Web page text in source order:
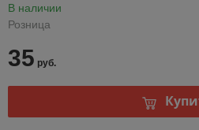
В наличии
Розница
35 руб.